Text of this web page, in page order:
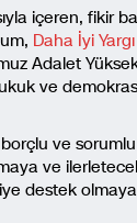
içeren, fikir
Daha İyi
Adalet
ve
ve
ve
destek